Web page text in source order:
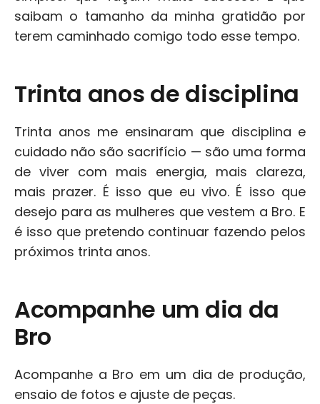
saibam o tamanho da minha gratidão por
terem caminhado comigo todo esse tempo.
Trinta anos de disciplina
Trinta anos me ensinaram que disciplina e
cuidado não são sacrifício — são uma forma
de viver com mais energia, mais clareza,
mais prazer. É isso que eu vivo. É isso que
desejo para as mulheres que vestem a Bro. E
é isso que pretendo continuar fazendo pelos
próximos trinta anos.
Acompanhe um dia da
Bro
Acompanhe a Bro em um dia de produção,
ensaio de fotos e ajuste de peças.